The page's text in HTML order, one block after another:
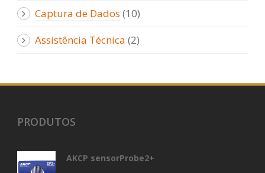
Captura de Dados (10)
Assistência Técnica (2)
PRODUTOS
AKCP sensorProbe2+